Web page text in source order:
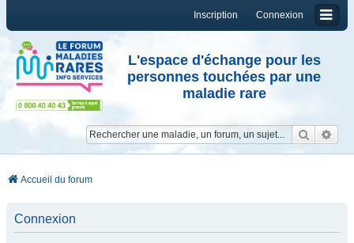
Connexion
Inscription
L'espace d'échange pour les
personnes touchées par une
maladie rare
Accueil du forum
Connexion